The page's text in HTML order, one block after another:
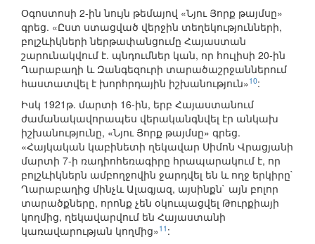
Օգոստոսի 2-ին նույն թեմայով «Նյու Յորք թայմսը»
գրեց. «Ըստ ստացված վերջին տեղեկությունների,
բոլշևիկների ներթափանցումը Հայաստան
շարունակվում է. պնդումներ կան, որ հուլիսի 20-ին
Ղարաբաղի և Զանգեզուրի տարածաշրջաններում
հաստատվել է խորհրդային իշխանություն»10:
Իսկ 1921թ. մարտի 16-ին, երբ Հայաստանում
ժամանակավորապես վերականգնվել էր անկախ
իշխանությունը, «Նյու Յորք թայմսը» գրեց.
«Հայկական կաբինետի ղեկավար Սիմոն Վրացյանի
մարտի 7-ի ռադիոհեռագիրը հրապարակում է, որ
բոլշևիկներն ամբողջովին ջարդվել են և ողջ երկիրը`
Ղարաբաղից մինչև Ալագյազ, այսինքն` այն բոլոր
տարածքները, որոնք չեն օկուպացվել Թուրքիայի
կողմից, ղեկավարվում են Հայաստանի
կառավարության կողմից»11 :